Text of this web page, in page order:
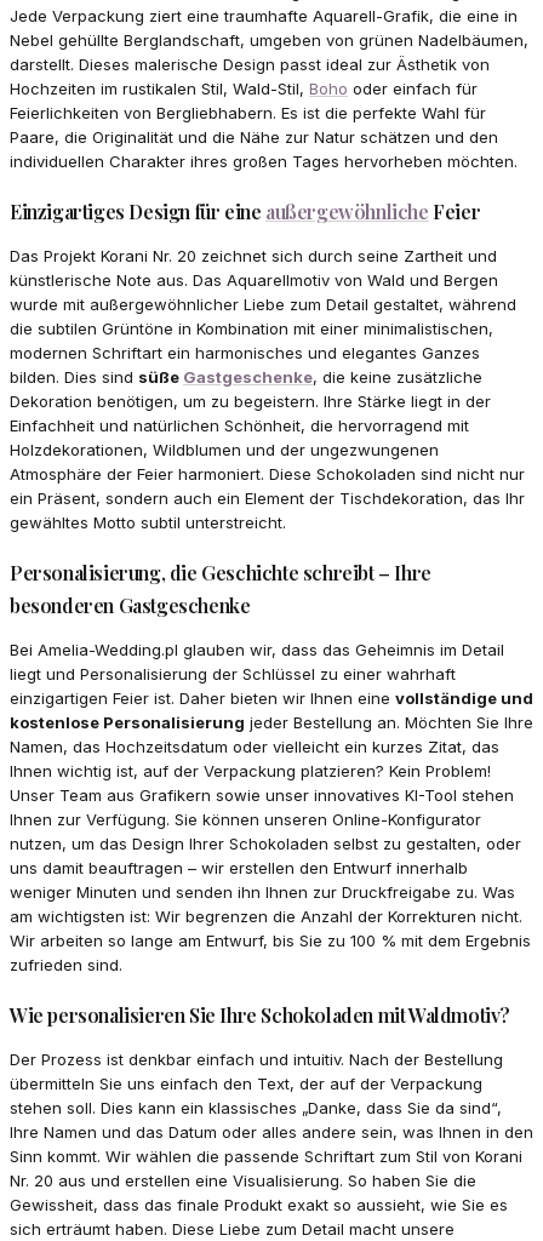
Jede Verpackung ziert eine traumhafte Aquarell-Grafik, die eine in
Nebel gehüllte Berglandschaft, umgeben von grünen Nadelbäumen,
darstellt. Dieses malerische Design passt ideal zur Ästhetik von
Hochzeiten im rustikalen Stil, Wald-Stil, Boho oder einfach für
Feierlichkeiten von Bergliebhabern. Es ist die perfekte Wahl für
Paare, die Originalität und die Nähe zur Natur schätzen und den
individuellen Charakter ihres großen Tages hervorheben möchten.
Einzigartiges Design für eine außergewöhnliche Feier
Das Projekt Korani Nr. 20 zeichnet sich durch seine Zartheit und
künstlerische Note aus. Das Aquarellmotiv von Wald und Bergen
wurde mit außergewöhnlicher Liebe zum Detail gestaltet, während
die subtilen Grüntöne in Kombination mit einer minimalistischen,
modernen Schriftart ein harmonisches und elegantes Ganzes
bilden. Dies sind süße Gastgeschenke, die keine zusätzliche
Dekoration benötigen, um zu begeistern. Ihre Stärke liegt in der
Einfachheit und natürlichen Schönheit, die hervorragend mit
Holzdekorationen, Wildblumen und der ungezwungenen
Atmosphäre der Feier harmoniert. Diese Schokoladen sind nicht nur
ein Präsent, sondern auch ein Element der Tischdekoration, das Ihr
gewähltes Motto subtil unterstreicht.
Personalisierung, die Geschichte schreibt – Ihre
besonderen Gastgeschenke
Bei Amelia-Wedding.pl glauben wir, dass das Geheimnis im Detail
liegt und Personalisierung der Schlüssel zu einer wahrhaft
einzigartigen Feier ist. Daher bieten wir Ihnen eine vollständige und
kostenlose Personalisierung jeder Bestellung an. Möchten Sie Ihre
Namen, das Hochzeitsdatum oder vielleicht ein kurzes Zitat, das
Ihnen wichtig ist, auf der Verpackung platzieren? Kein Problem!
Unser Team aus Grafikern sowie unser innovatives KI-Tool stehen
Ihnen zur Verfügung. Sie können unseren Online-Konfigurator
nutzen, um das Design Ihrer Schokoladen selbst zu gestalten, oder
uns damit beauftragen – wir erstellen den Entwurf innerhalb
weniger Minuten und senden ihn Ihnen zur Druckfreigabe zu. Was
am wichtigsten ist: Wir begrenzen die Anzahl der Korrekturen nicht.
Wir arbeiten so lange am Entwurf, bis Sie zu 100 % mit dem Ergebnis
zufrieden sind.
Wie personalisieren Sie Ihre Schokoladen mit Waldmotiv?
Der Prozess ist denkbar einfach und intuitiv. Nach der Bestellung
übermitteln Sie uns einfach den Text, der auf der Verpackung
stehen soll. Dies kann ein klassisches „Danke, dass Sie da sind“,
Ihre Namen und das Datum oder alles andere sein, was Ihnen in den
Sinn kommt. Wir wählen die passende Schriftart zum Stil von Korani
Nr. 20 aus und erstellen eine Visualisierung. So haben Sie die
Gewissheit, dass das finale Produkt exakt so aussieht, wie Sie es
sich erträumt haben. Diese Liebe zum Detail macht unsere